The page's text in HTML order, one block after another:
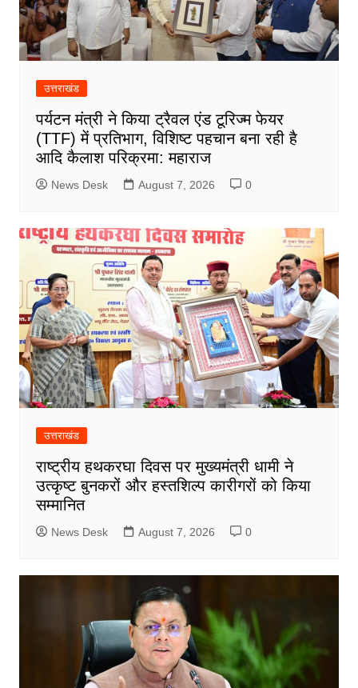
उत्तराखंड
पर्यटन मंत्री ने किया ट्रैवल एंड टूरिज्म फेयर
(TTF) में प्रतिभाग, विशिष्ट पहचान बना रही है
आदि कैलाश परिक्रमा: महाराज
News Desk August 7, 2026 0
उत्तराखंड
राष्ट्रीय हथकरघा दिवस पर मुख्यमंत्री धामी ने
उत्कृष्ट बुनकरों और हस्तशिल्प कारीगरों को किया
सम्मानित
News Desk August 7, 2026 0